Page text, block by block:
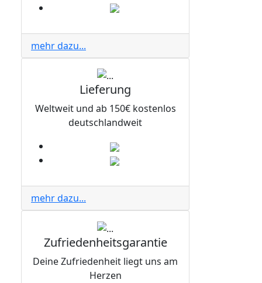
mehr dazu...
Lieferung
Weltweit und ab 150€ kostenlos
deutschlandweit
mehr dazu...
Zufriedenheitsgarantie
Deine Zufriedenheit liegt uns am
Herzen